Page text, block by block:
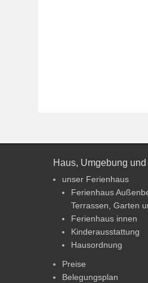
Haus, Umgebung und
unser Ferienhaus
Ferienhaus
Terrassen, Garten
Ferienhaus innen
Kinderausstattung
Hausordnung
Preise
Belegungsplan